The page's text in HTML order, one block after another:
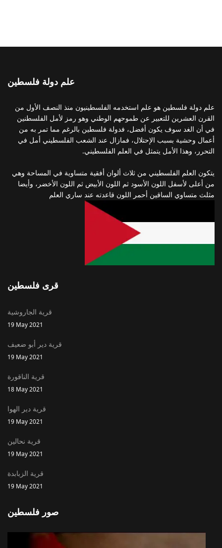
علم دولة فلسطين
علم دولة فلسطين هو علم استخدمه الفلسطينيون منذ النصف الأول من
القرن العشرين للتعبير عن طموحهم الوطني وهو رمز لأمل الفلسطنين
في أن الغد سوف يكون أفضل، فدولة فلسطين بالرغم مما تمر به من
أعمال وحشية بسبب الإحتلال، فمازال عند الشعب الفلسطيني أمل في
التحرر، وهذا الأمل يتمثل في العلم الفلسطيني.
يتكون العلم الفلسطيني من ثلاث ألوان أفقية متساوية في المساحة وهي
من أعلى لأسفل اللون الأسود ثم اللون الأبيض ثم اللون الأخضر، وأيضا
مثلث متساوي الساقين أحمر اللون قاعدته عند ساري العلم
قرى فلسطين
قرية الجاروشية
19 May 2021
قرية دير أبو ضعيف
19 May 2021
قرية الناقورة
18 May 2021
قرية دير الهوا
19 May 2021
قرية نحالين
19 May 2021
قرية الزبابدة
19 May 2021
صور فلسطين